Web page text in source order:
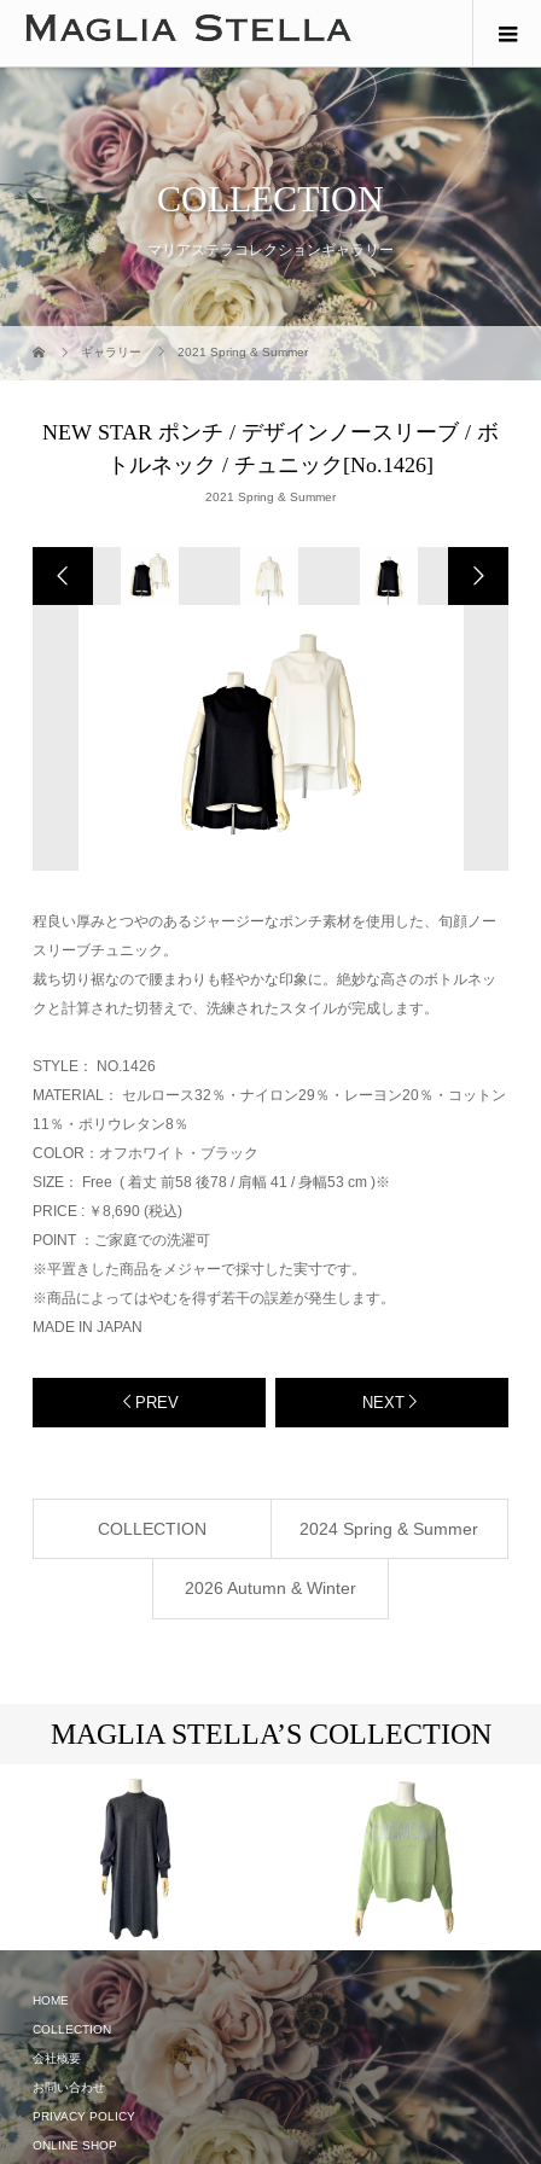
COLLECTION
マリアステラコレクションギャラリー
ギャラリー 2021 Spring & Summer
NEW STAR ポンチ / デザインノースリーブ / ボ
トルネック / チュニック[No.1426]
2021 Spring & Summer
程良い厚みとつやのあるジャージーなポンチ素材を使用した、旬顔ノー
スリーブチュニック。
裁ち切り裾なので腰まわりも軽やかな印象に。絶妙な高さのボトルネッ
クと計算された切替えで、洗練されたスタイルが完成します。
STYLE： NO.1426
MATERIAL： セルロース32％・ナイロン29％・レーヨン20％・コットン
11％・ポリウレタン8％
COLOR：オフホワイト・ブラック
SIZE： Free ( 着丈 前58 後78 / 肩幅 41 / 身幅53 cm )※
PRICE : ￥8,690 (税込)
POINT ：ご家庭での洗濯可
※平置きした商品をメジャーで採寸した実寸です。
※商品によってはやむを得ず若干の誤差が発生します。
MADE IN JAPAN
PREV NEXT
COLLECTION 2024 Spring & Summer
2026 Autumn & Winter
MAGLIA STELLA’S COLLECTION
2023 Autumn & Winter
2024 Spring & Summer
HOME
COLLECTION
会社概要
お問い合わせ
PRIVACY POLICY
ONLINE SHOP